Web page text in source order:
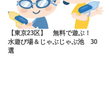
【東京23区】 無料で遊ぶ！
水遊び場＆じゃぶじゃぶ池 30
選